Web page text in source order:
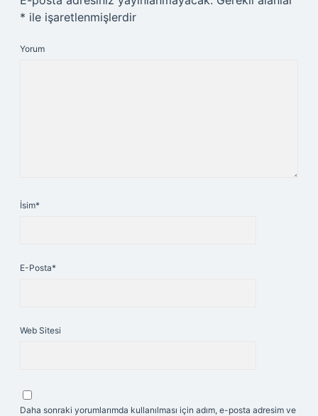
* ile işaretlenmişlerdir
Yorum
İsim*
E-Posta*
Web Sitesi
Daha sonraki yorumlarımda kullanılması için adım, e-posta adresim ve